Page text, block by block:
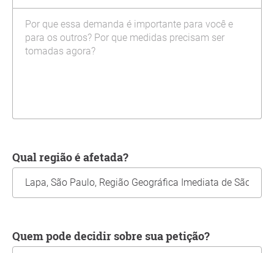
Qual região é afetada?
Quem pode decidir sobre sua petição?